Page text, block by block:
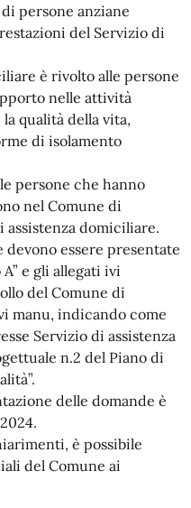
persone anziane
del Servizio di
è rivolto alle persone
nelle attività
qualità della vita,
di isolamento
persone che hanno
nel Comune di
assistenza domiciliare.
essere presentate
e gli allegati ivi
del Comune di
manu, indicando come
Servizio di assistenza
n.2 del Piano di
delle domande è
è possibile
del Comune ai